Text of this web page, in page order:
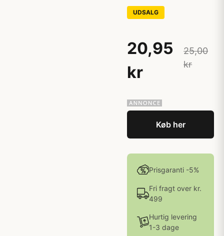
UDSALG
20,95
kr
25,00
kr
Køb her
Prisgaranti -5%
Fri fragt over kr.
499
Hurtig levering
1-3 dage